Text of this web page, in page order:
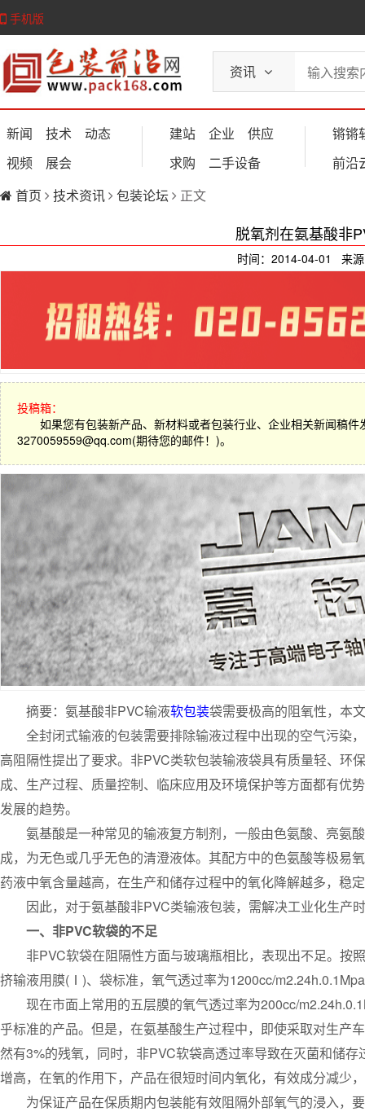
手机版
资讯
新闻 技术
动态
视频
展会
建站 企业
供应
求购
二手设备
锵锵
前沿
首页
技术资讯 包装论坛 正文
脱氧剂在氨基酸非
时间：2014-04-01 来
投稿箱：
如果您有包装新产品、新材料或者包装行业、企业相关新闻稿
3270059559@qq.com(期待您的邮件！)。
摘要：氨基酸非PVC输液软包装袋需要极高的阻氧性，本
全封闭式输液的包装需要排除输液过程中出现的空气污染
高阻隔性提出了要求。非PVC类软包装输液袋具有质量轻、环
成、生产过程、质量控制、临床应用及环境保护等方面都有优
发展的趋势。
氨基酸是一种常见的输液复方制剂，一般由色氨酸、亮氨
成，为无色或几乎无色的清澄液体。其配方中的色氨酸等极易
药液中氧含量越高，在生产和储存过程中的氧化降解越多，稳
因此，对于氨基酸非PVC类输液包装，需解决工业化生产
一、非PVC软袋的不足
非PVC软袋在阻隔性方面与玻璃瓶相比，表现出不足。按
挤输液用膜(Ⅰ)、袋标准，氧气透过率为1200cc/
现在市面上常用的五层膜的氧气透过率为200cc/
乎标准的产品。但是，在氨基酸生产过程中，即使采取对生产
然有3%的残氧，同时，非PVC软袋高透过率导致在灭菌和储
增高，在氧的作用下，产品在很短时间内氧化，有效成分减少
为保证产品在保质期内包装能有效阻隔外部氧气的浸入，